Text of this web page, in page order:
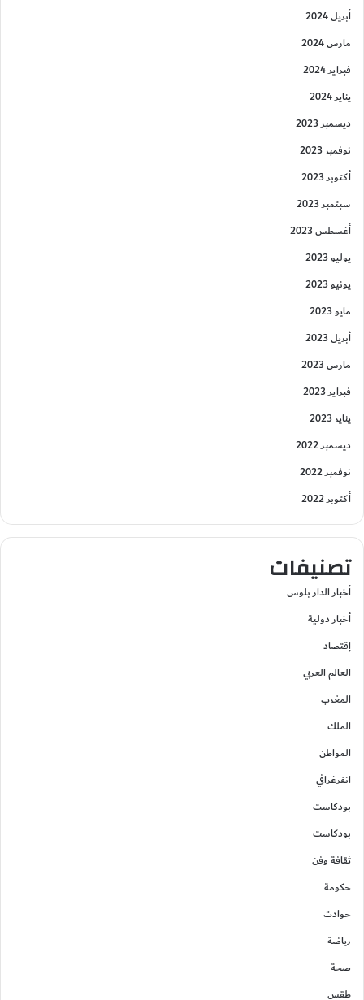
أبريل 2024
مارس 2024
فبراير 2024
يناير 2024
ديسمبر 2023
نوفمبر 2023
أكتوبر 2023
سبتمبر 2023
أغسطس 2023
يوليو 2023
يونيو 2023
مايو 2023
أبريل 2023
مارس 2023
فبراير 2023
يناير 2023
ديسمبر 2022
نوفمبر 2022
أكتوبر 2022
تصنيفات
أخبار الدار بلوس
أخبار دولية
إقتصاد
العالم العربي
المغرب
الملك
المواطن
انفرغرافي
بودكاست
بودكاست
ثقافة وفن
حكومة
حوادت
رياضة
صحة
طقس